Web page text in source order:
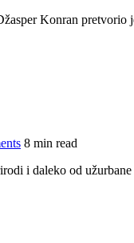
Konran pretvorio
8 min read
i daleko od užurbane